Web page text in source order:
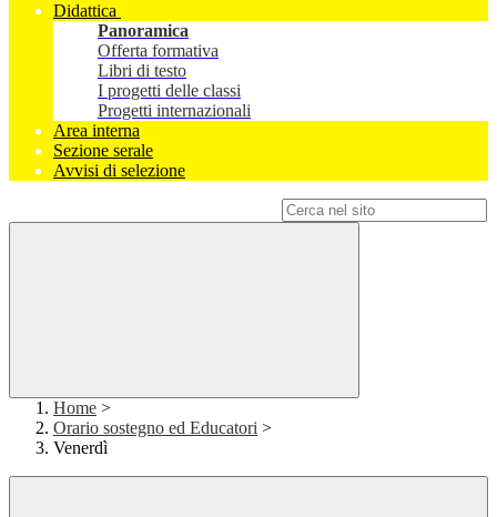
Didattica
Panoramica
Offerta formativa
Libri di testo
I progetti delle classi
Progetti internazionali
Area interna
Sezione serale
Avvisi di selezione
Home >
Orario sostegno ed Educatori >
Venerdì